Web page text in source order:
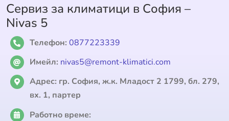
Сервиз за климатици в София –
Nivas 5
Телефон: 0877223339
Имейл: nivas5@remont-klimatici.com
Адрес: гр. София, ж.к. Младост 2 1799, бл. 279,
вх. 1, партер
Работно време: